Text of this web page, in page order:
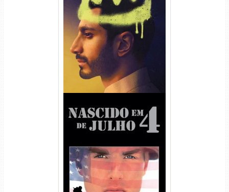
Hamlet Torrent (2026) WEB-
DL 1080p Dual Áudio
Nascido em 4 de Julho
Torrent (1989) WEB-DL 1080p
Dual Áudio